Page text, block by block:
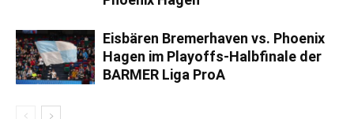
Eisbären Bremerhaven vs. Phoenix
Hagen im Playoffs-Halbfinale der
BARMER Liga ProA